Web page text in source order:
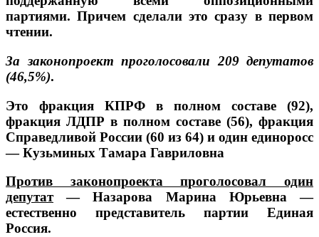
партиями. Причем сделали это сразу в первом
чтении.
За законопроект проголосовали 209 депутатов
(46,5%).
Это фракция КПРФ в полном составе (92),
фракция ЛДПР в полном составе (56), фракция
Справедливой России (60 из 64) и один единоросс
—Кузьминых Тамара Гавриловна
Против законопроекта проголосовал один
депутат—Назарова Марина Юрьевна—
естественно представитель партии Единая
Россия.